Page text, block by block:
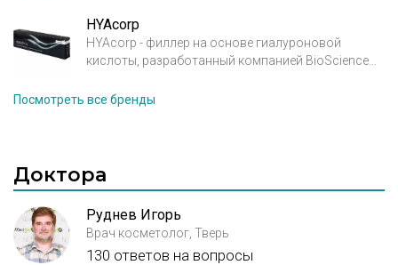
Австрия) на основе натуральной
высокоочищенной гиалуроновой кислоты
неживотного происхождения. Благодаря
сшивающего агента BDDE семейство филлеров
Hyal Style® является одним из самых безопасных
HYAcorp
HYAcorp - филлер на основе гиалуроновой
кислоты, разработанный компанией BioScience
эстетической медицине.
Посмотреть все бренды
Доктора
Руднев Игорь
Врач косметолог, Тверь
130 ответов на вопросы